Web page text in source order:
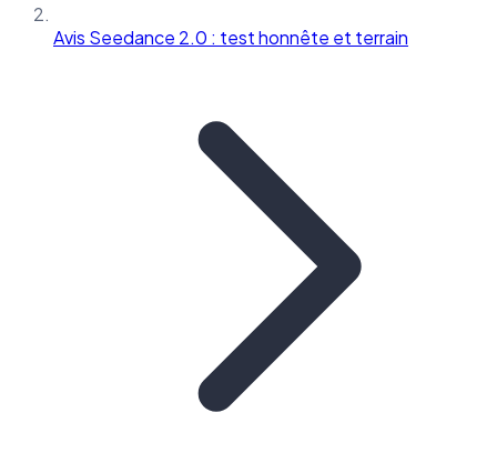
Avis Seedance 2.0 : test honnête et terrain